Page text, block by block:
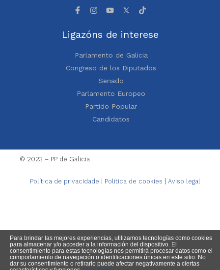
Ligazóns de interese
Parlamento de Galicia
Congreso de los Diputados
Senado
Parlamento Europeo
Partido Popular
Candidatos
© 2023 – PP de Galicia
Política de privacidade Política de cookies Aviso legal
Para brindar las mejores experiencias, utilizamos tecnologías como cookies
para almacenar y/o acceder a la información del dispositivo. El
consentimiento para estas tecnologías nos permitirá procesar datos como el
comportamiento de navegación o identificaciones únicas en este sitio. No
dar su consentimiento o retirarlo puede afectar negativamente a ciertas